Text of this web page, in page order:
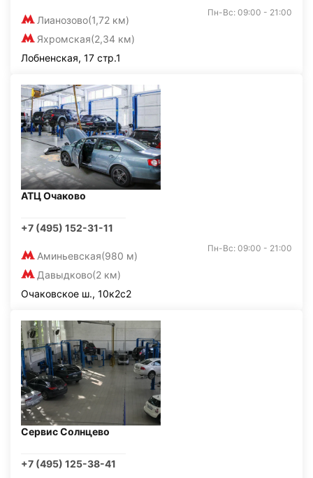
Лианозово(1,72 км)
Яхромская(2,34 км)
Пн-Вс: 09:00 - 21:00
Лобненская, 17 стр.1
АТЦ Очаково
+7 (495) 152-31-11
Аминьевская(980 м)
Давыдково(2 км)
Пн-Вс: 09:00 - 21:00
Очаковское ш., 10к2с2
Сервис Солнцево
+7 (495) 125-38-41